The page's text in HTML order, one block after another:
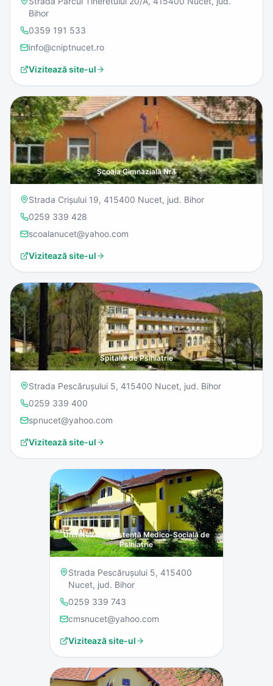
Bihor
0359 191 533
info@cniptnucet.ro
Vizitează site-ul
Școala Gimnazială Nr.1
Strada Crișului 19, 415400 Nucet, jud. Bihor
0259 339 428
scoalanucet@yahoo.com
Vizitează site-ul
Spitalul de Psihiatrie
Strada Pescărușului 5, 415400 Nucet, jud. Bihor
0259 339 400
spnucet@yahoo.com
Vizitează site-ul
Unitatea de Asistență Medico-Socială de
Psihiatrie
Strada Pescărușului 5, 415400
Nucet, jud. Bihor
0259 339 743
cmsnucet@yahoo.com
Vizitează site-ul